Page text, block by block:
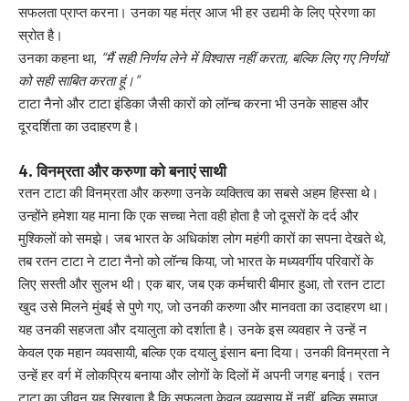
सफलता प्राप्त करना। उनका यह मंत्र आज भी हर उद्यमी के लिए प्रेरणा का
स्रोत है।
उनका कहना था, “मैं सही निर्णय लेने में विश्वास नहीं करता, बल्कि लिए गए निर्णयों
को सही साबित करता हूं।”
टाटा नैनो और टाटा इंडिका जैसी कारों को लॉन्च करना भी उनके साहस और
दूरदर्शिता का उदाहरण है।
4. विनम्रता और करुणा को बनाएं साथी
रतन टाटा की विनम्रता और करुणा उनके व्यक्तित्व का सबसे अहम हिस्सा थे।
उन्होंने हमेशा यह माना कि एक सच्चा नेता वही होता है जो दूसरों के दर्द और
मुश्किलों को समझे। जब भारत के अधिकांश लोग महंगी कारों का सपना देखते थे,
तब रतन टाटा ने टाटा नैनो को लॉन्च किया, जो भारत के मध्यवर्गीय परिवारों के
लिए सस्ती और सुलभ थी। एक बार, जब एक कर्मचारी बीमार हुआ, तो रतन टाटा
खुद उसे मिलने मुंबई से पुणे गए, जो उनकी करुणा और मानवता का उदाहरण था।
यह उनकी सहजता और दयालुता को दर्शाता है। उनके इस व्यवहार ने उन्हें न
केवल एक महान व्यवसायी, बल्कि एक दयालु इंसान बना दिया। उनकी विनम्रता ने
उन्हें हर वर्ग में लोकप्रिय बनाया और लोगों के दिलों में अपनी जगह बनाई। रतन